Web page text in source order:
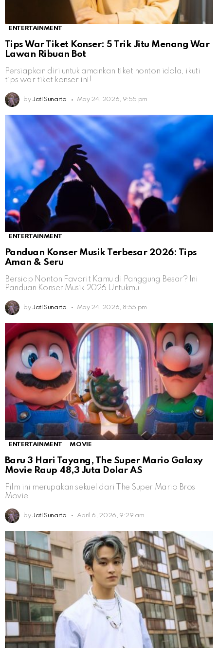
ENTERTAINMENT
Tips War Tiket Konser: 5 Trik Jitu Menang War
Lawan Ribuan Bot
Persiapkan diri untuk amankan tiket nonton idola, ikuti
tips war tiket konser ini!
by Jati Sunarto May 24, 2026, 9:55 pm
ENTERTAINMENT
Panduan Konser Musik Terbesar 2026: Tips
Aman & Seru
Bersiap Nonton Favorit Kamu di Panggung Besar? Ini
Panduan Konser Musik 2026 Untukmu
by Jati Sunarto May 24, 2026, 8:55 pm
ENTERTAINMENT MOVIE
Baru 3 Hari Tayang, The Super Mario Galaxy
Movie Raup 48,3 Juta Dolar AS
Film ini merupakan sekuel dari The Super Mario Bros
Movie
by Jati Sunarto April 6, 2026, 9:29 am